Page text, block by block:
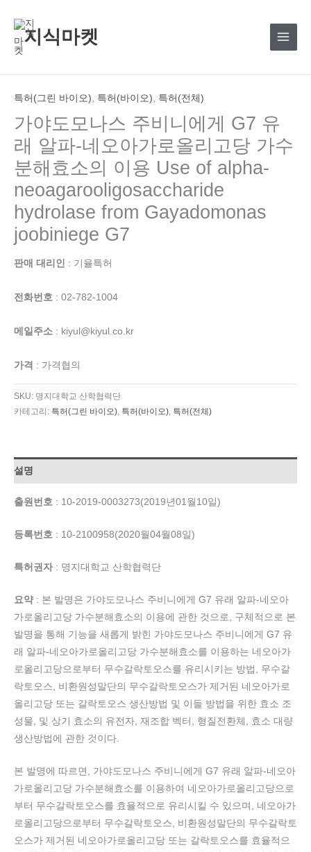
건
지식마켓
특허(그린 바이오), 특허(바이오), 특허(전체)
가야도모나스 주비니에게 G7 유
래 알파-네오아가로올리고당 가수
분해효소의 이용 Use of alpha-
neoagarooligosaccharide
hydrolase from Gayadomonas
joobiniege G7
판매 대리인 : 기율특허
전화번호 : 02-782-1004
메일주소 : kiyul@kiyul.co.kr
가격 : 가격협의
SKU: 명지대학교 산학협력단
카테고리: 특허(그린 바이오), 특허(바이오), 특허(전체)
설명
출원번호 : 10-2019-0003273(2019년01월10일)
등록번호 : 10-2100958(2020월04월08일)
특허권자 : 명지대학교 산학협력단
요약: 본 발명은 가야도모나스 주비니에게 G7 유래 알파-네오아
가로올리고당 가수분해효소의 이용에 관한 것으로, 구체적으로 본
발명을 통해 기능을 새롭게 밝힌 가야도모나스 주비니에게 G7 유
래 알파-네오아가로올리고당 가수분해효소를 이용하는 네오아가
로올리고당으로부터 무수갈락토오스를 유리시키는 방법, 무수갈
락토오스, 비환원성말단의 무수갈락토오스가 제거된 네오아가로
올리고당 또는 갈락토오스 생산방법 및 이들 방법을 위한 효소 조
성물, 및 상기 효소의 유전자, 재조합 벡터, 형질전환체, 효소 대량
생산방법에 관한 것이다.
본 발명에 따르면, 가야도모나스 주비니에게 G7 유래 알파-네오아
가로올리고당 가수분해효소를 이용하여 네오아가로올리고당으로
부터 무수갈락토오스를 효율적으로 유리시킬 수 있으며, 네오아가
로올리고당으로부터 무수갈락토오스, 비환원성말단의 무수갈락토
오스가 제거된 네오아가로올리고당 또는 갈락토오스를 효율적으